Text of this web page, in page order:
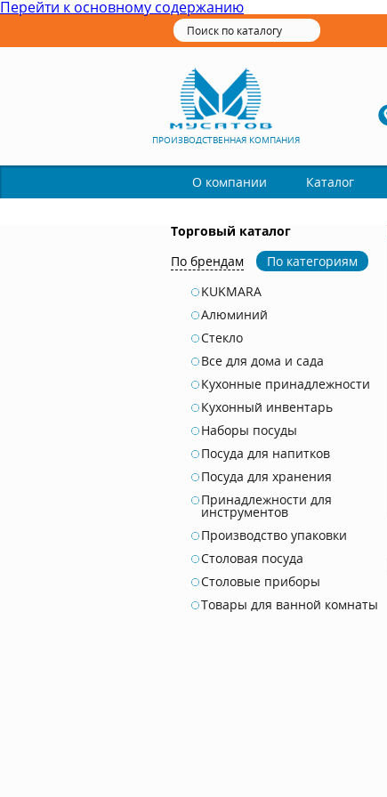
Перейти к основному содержанию
ПРОИЗВОДСТВЕННАЯ КОМПАНИЯ
О компании Каталог
Торговый каталог
По брендам
По категориям
KUKMARA
Алюминий
Стекло
Все для дома и сада
Кухонные принадлежности
Кухонный инвентарь
Наборы посуды
Посуда для напитков
Посуда для хранения
Принадлежности для
инструментов
Производство упаковки
Столовая посуда
Столовые приборы
Товары для ванной комнаты